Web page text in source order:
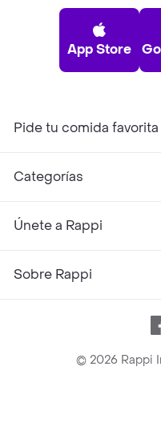
App Store
Pide tu comida
Categorías
Únete a Rappi
Sobre Rappi
© 2026 Rappi